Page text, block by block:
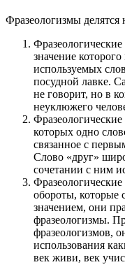
Фразеологизмы делятся
значение
используемых
посудной лавке.
не говорит, но в
неуклюжего
которых одно
связанное с
Слово «друг»
сочетании с ним
обороты, которые
значением, они
фразеологизмы.
фразеологизмов,
использования
век живи, век